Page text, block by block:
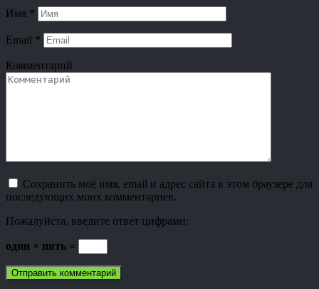
Имя *
Email *
Комментарий
Сохранить моё имя, email и адрес сайта в этом браузере для
последующих моих комментариев.
Пожалуйста, введите ответ цифрами:
один × пять =